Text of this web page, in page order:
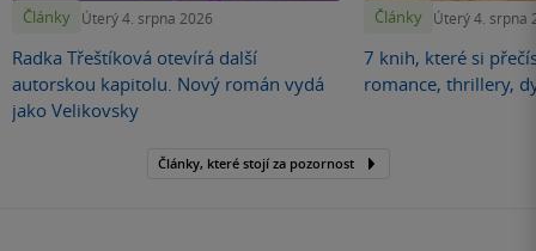
Články Úterý 4. srpna 2026
Radka Třeštíková otevírá další
autorskou kapitolu. Nový román vydá
jako Velikovsky
Články Úterý 4. srpna
7 knih, které si
romance, thrillery,
Články, které stojí za pozornost